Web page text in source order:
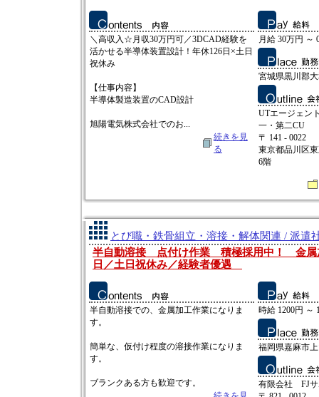
＼高収入☆月収30万円可／3DCAD経験を
活かせる半導体装置設計！年休126日×土日
祝休み
【仕事内容】
半導体製造装置のCAD設計
旭陽電気株式会社でのお...
続きを見
る
月給 30万円 ～
宮城県黒川郡
UTエージェン
一・第二CU
〒 141 - 0022
東京都品川区
6階
とび職・鉄骨組立・溶接・解体関連 / 派遣
半自動溶接 点付け作業 積極採用中！ 金
日／土日祝休み／経験者優遇
半自動溶接での、金属加工作業になりま
す。
簡単な、仮付け程度の溶接作業になりま
す。
ブランクある方も歓迎です。
時給 1200円 ～
福岡県嘉麻市
有限会社 FJサ